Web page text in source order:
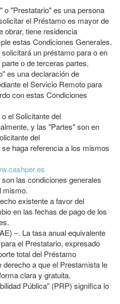
o "Prestatario" es una persona
el Préstamo es mayor de
obrar, tiene residencia
estas Condiciones Generales.
un préstamo para o en
o de terceras partes.
es una declaración de
el Servicio Remoto para
con estas Condiciones
el Solicitante del
y las "Partes" son en
del
haga referencia a los mismos
las condiciones generales
mismo.
existente a favor del
en las fechas de pago de los
–. La tasa anual equivalente
el Prestatario, expresado
total del Préstamo
a que el Prestamista le
clara y gratuita.
Pública” (PRP) significa lo